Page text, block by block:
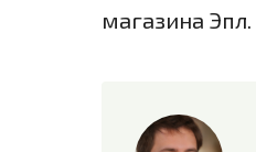
магазина Эпл.